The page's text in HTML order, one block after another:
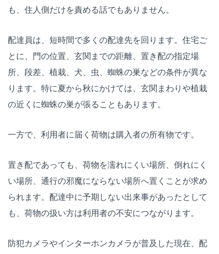
も、住人側だけを責める話でもありません。
配達員は、短時間で多くの配達先を回ります。住宅ご
とに、門の位置、玄関までの距離、置き配の指定場
所、段差、植栽、犬、虫、蜘蛛の巣などの条件が異な
ります。特に夏から秋にかけては、玄関まわりや植栽
の近くに蜘蛛の巣が張ることもあります。
一方で、利用者に届く荷物は購入者の所有物です。
置き配であっても、荷物を濡れにくい場所、倒れにく
い場所、通行の邪魔にならない場所へ置くことが求め
られます。配達中に予期しない出来事があったとして
も、荷物の扱い方は利用者の不安につながります。
防犯カメラやインターホンカメラが普及した現在、配